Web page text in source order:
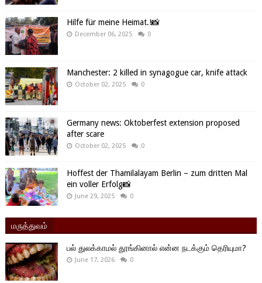
Hilfe für meine Heimat.!📸
December 06, 2025 0
Manchester: 2 killed in synagogue car, knife attack
October 02, 2025 0
Germany news: Oktoberfest extension proposed
after scare
October 02, 2025 0
Hoffest der Thamilalayam Berlin – zum dritten Mal
ein voller Erfolg📸
June 29, 2025 0
மருத்துவம்
பல் துலக்காமல் தூங்கினால் என்ன நடக்கும் தெரியுமா?
June 17, 2026 0